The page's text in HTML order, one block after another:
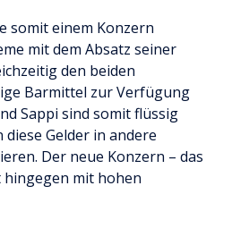
somit einem Konzern
mit dem Absatz seiner
den beiden
Barmittel zur Verfügung
Sappi sind somit flüssig
Gelder in andere
Der neue Konzern – das
mit hohen